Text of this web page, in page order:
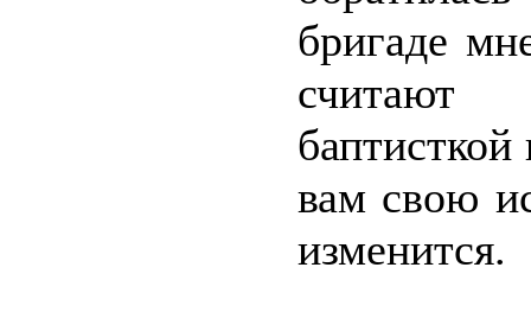
бригаде
считают
вам свою
изменится.